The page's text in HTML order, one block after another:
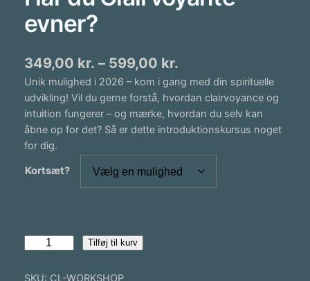
evner?
349,00 kr. – 599,00 kr.P
r
i
s
i
n
Unik mulighed i 2026 – kom i gang med din spirituelle
udvikling! Vil du gerne forstå, hvordan clairvoyance og
intuition fungerer – og mærke, hvordan du selv kan
åbne op for det? Så er dette introduktionskursus noget
for dig.
Kortsæt?
r
Tilføj til kurv
SKU: CL-WORKSHOP